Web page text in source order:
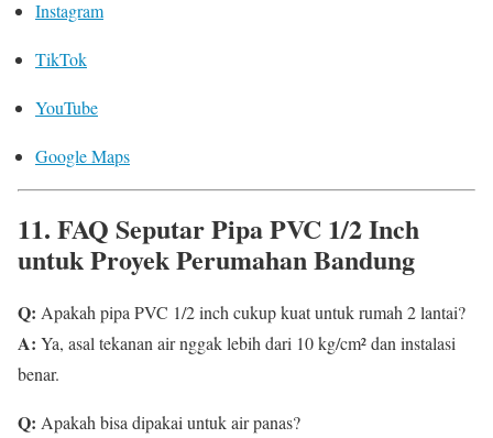
Instagram
TikTok
YouTube
Google Maps
11. FAQ Seputar Pipa PVC 1/2 Inch
untuk Proyek Perumahan Bandung
Q: Apakah pipa PVC 1/2 inch cukup kuat untuk rumah 2 lantai?
A: Ya, asal tekanan air nggak lebih dari 10 kg/cm² dan instalasi
benar.
Q: Apakah bisa dipakai untuk air panas?